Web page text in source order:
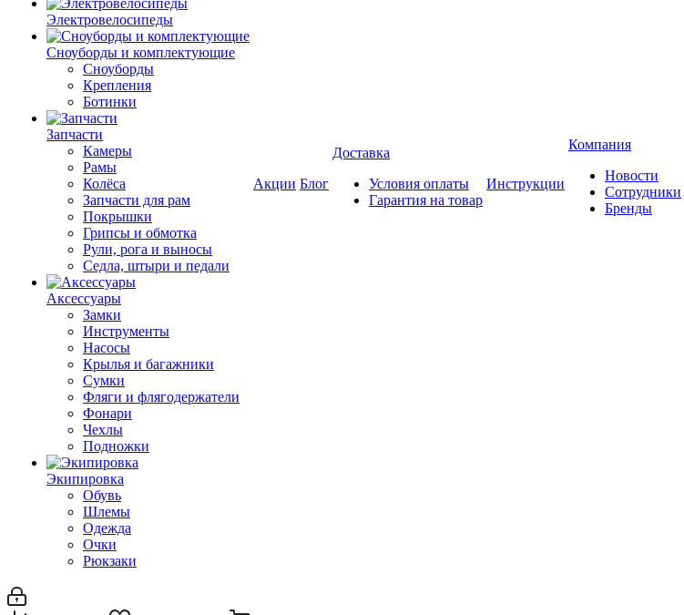
Электровелосипеды
Cноуборды и комплектующие
Сноуборды
Крепления
Ботинки
Запчасти
Камеры
Рамы
Колёса
Запчасти для рам
Покрышки
Грипсы и обмотка
Рули, рога и выносы
Седла, штыри и педали
Аксессуары
Замки
Инструменты
Насосы
Крылья и багажники
Сумки
Фляги и флягодержатели
Фонари
Чехлы
Подножки
Экипировка
Обувь
Шлемы
Одежда
Очки
Рюкзаки
Акции Блог
Доставка
Условия оплаты
Гарантия на товар
Инструкции
Компания
Новости
Сотрудники
Бренды